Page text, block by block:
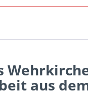
aus